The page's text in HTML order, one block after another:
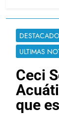
DESTACADO
ULTIMAS
Ceci
que